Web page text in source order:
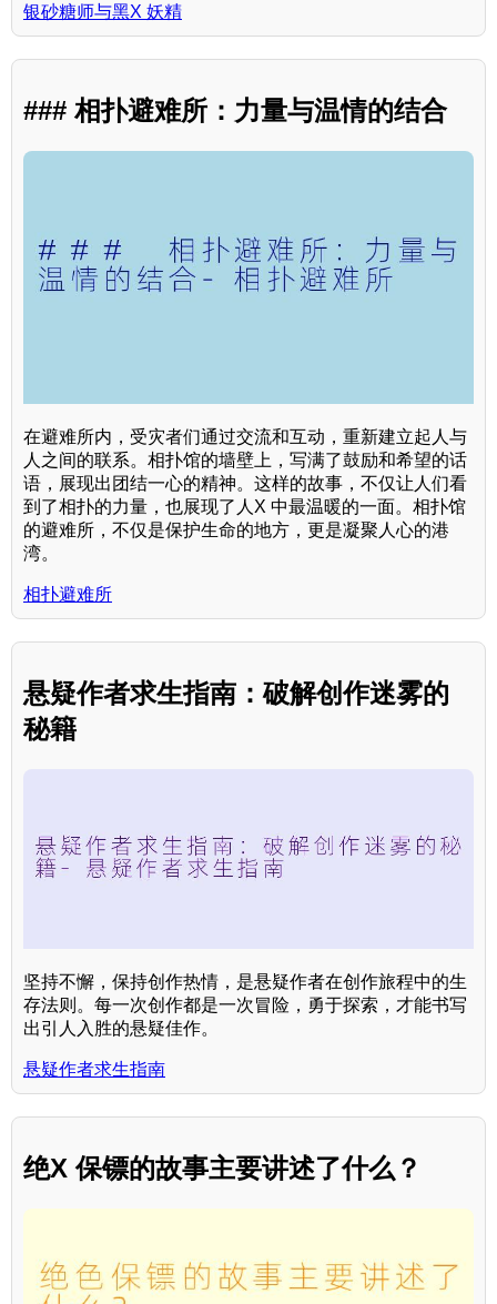
银砂糖师与黑X 妖精
### 相扑避难所：力量与温情的结合
在避难所内，受灾者们通过交流和互动，重新建立起人与
人之间的联系。相扑馆的墙壁上，写满了鼓励和希望的话
语，展现出团结一心的精神。这样的故事，不仅让人们看
到了相扑的力量，也展现了人X 中最温暖的一面。相扑馆
的避难所，不仅是保护生命的地方，更是凝聚人心的港
湾。
相扑避难所
悬疑作者求生指南：破解创作迷雾的
秘籍
坚持不懈，保持创作热情，是悬疑作者在创作旅程中的生
存法则。每一次创作都是一次冒险，勇于探索，才能书写
出引人入胜的悬疑佳作。
悬疑作者求生指南
绝X 保镖的故事主要讲述了什么？